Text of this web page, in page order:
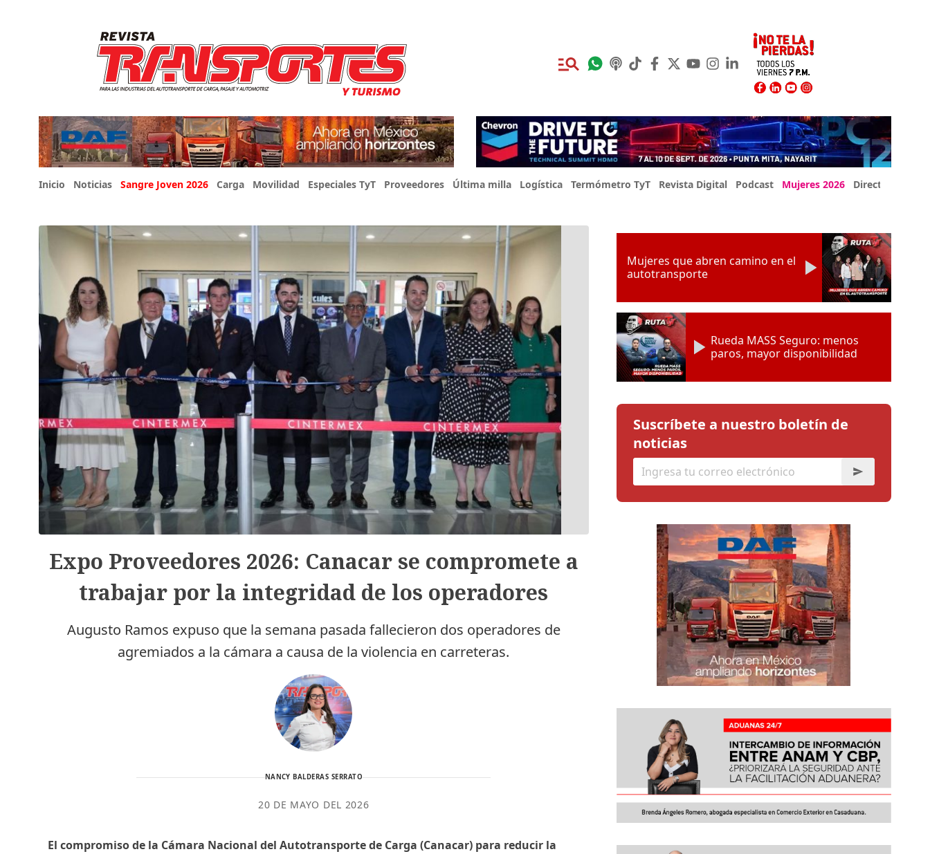
Inicio Noticias Sangre Joven 2026 Carga Movilidad Especiales TyT Proveedores Última milla Logística Termómetro TyT Revista Digital Podcast Mujeres 2026 Directorio Expo
Expo Proveedores 2026: Canacar se compromete a
trabajar por la integridad de los operadores
Augusto Ramos expuso que la semana pasada fallecieron dos operadores de
agremiados a la cámara a causa de la violencia en carreteras.
NANCY BALDERAS SERRATO
20 DE MAYO DEL 2026
El compromiso de la Cámara Nacional del Autotransporte de Carga (Canacar) para reducir la
Mujeres que abren camino en el
autotransporte
Rueda MASS Seguro: menos
paros, mayor disponibilidad
Suscríbete a nuestro boletín de
noticias